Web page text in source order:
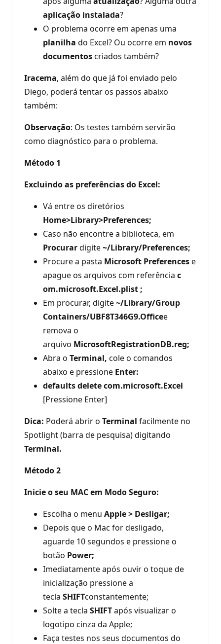
aplicação instalada?
O problema ocorre em apenas uma
planilha do Excel? Ou ocorre em novos
documentoscriados também?
Iracema, além do que já foi enviado pelo
Diego, poderá tentar os passos abaixo
também:
Observação: Os testes também servirão
como diagnóstico para o problema.
Método 1
Excluindo as preferências do Excel:
Vá entre os diretórios
Home>Library>Preferences;
Caso não encontre a biblioteca, em
Procurardigite~/Library/Preferences;
Procure a pasta Microsoft Preferencese
apague os arquivos com referência c
om.microsoft.Excel.plist ;
Em procurar, digite~/Library/Group
Containers/UBF8T346G9.Officee
remova o
arquivo MicrosoftRegistrationDB.reg;
Abra o Terminal, cole o comandos
abaixo e pressione Enter:
defaults delete com.microsoft.Excel
[Pressione Enter]
Dica: Poderá abrir o Terminal facilmente no
Spotlight (barra de pesquisa) digitando
Terminal.
Método 2
Inicie o seu MAC em Modo Seguro:
Escolha o menu Apple > Desligar;
Depois que o Mac for desligado,
aguarde 10 segundos e pressione o
botão Power;
Imediatamente após ouvir o toque de
inicialização pressione a
tecla SHIFTconstantemente;
Solte a tecla SHIFTapós visualizar o
logotipo cinza da Apple;
Faça testes nos seus documentos do